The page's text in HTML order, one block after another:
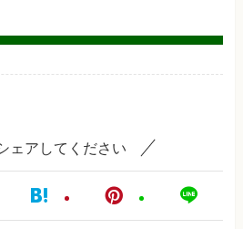
ェアしてください